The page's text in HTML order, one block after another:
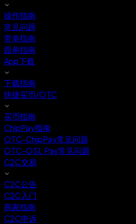
操作指南
常见问题
带单指南
跟单指南
App下载
下载指南
快捷买币/OTC
买币指南
ChipPay指南
OTC-ChipPay常见问题
OTC-OSL Pay常见问题
C2C交易
C2C公告
C2C入门
商家指南
C2C申诉